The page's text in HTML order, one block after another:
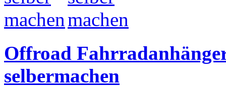
Offroad
selbermachen